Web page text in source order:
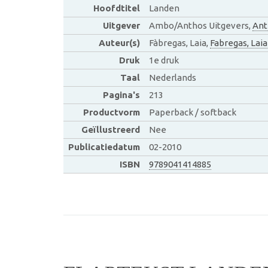
Hoofdtitel
Landen
Uitgever
Ambo/Anthos Uitgevers,
Auteur(s)
Fàbregas, Laia, Fabregas, Laia
Druk
1e druk
Taal
Nederlands
Pagina's
213
Productvorm
Paperback / softback
Geïllustreerd
Nee
Publicatiedatum
02-2010
ISBN
9789041414885